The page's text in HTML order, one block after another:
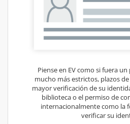
Piense en EV como si fuera
mucho más estrictos, plazos
mayor verificación de su
biblioteca o el permiso de
internacionalmente como la
verificar su